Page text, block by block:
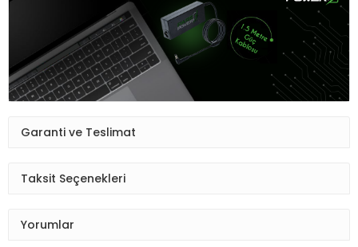
Garanti ve Teslimat
Taksit Seçenekleri
Yorumlar